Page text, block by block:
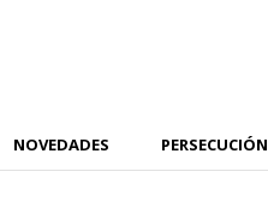
NOVEDADES PERSECUCIÓN